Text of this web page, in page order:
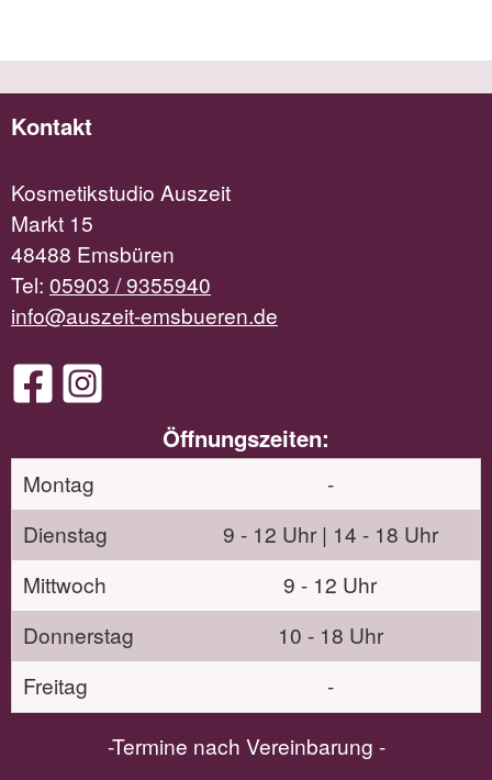
Kontakt
Kosmetikstudio Auszeit
Markt 15
48488 Emsbüren
Tel: 05903 / 9355940
info@auszeit-emsbueren.de
Öffnungszeiten:
Montag
-
Dienstag
9 - 12 Uhr | 14 - 18 Uhr
Mittwoch
9 - 12 Uhr
Donnerstag
10 - 18 Uhr
Freitag
-
-Termine nach Vereinbarung -